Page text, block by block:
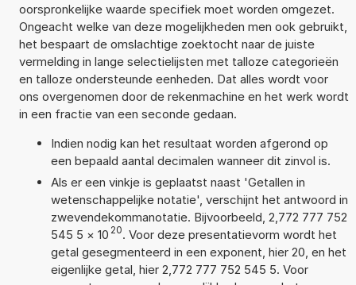
oorspronkelijke waarde specifiek moet worden omgezet.
Ongeacht welke van deze mogelijkheden men ook gebruikt,
het bespaart de omslachtige zoektocht naar de juiste
vermelding in lange selectielijsten met talloze categorieën
en talloze ondersteunde eenheden. Dat alles wordt voor
ons overgenomen door de rekenmachine en het werk wordt
in een fractie van een seconde gedaan.
Indien nodig kan het resultaat worden afgerond op
een bepaald aantal decimalen wanneer dit zinvol is.
Als er een vinkje is geplaatst naast 'Getallen in
wetenschappelijke notatie', verschijnt het antwoord in
zwevendekommanotatie. Bijvoorbeeld, 2,772 777 752
545 5 × 10 20. Voor deze presentatievorm wordt het
getal gesegmenteerd in een exponent, hier 20, en het
eigenlijke getal, hier 2,772 777 752 545 5. Voor